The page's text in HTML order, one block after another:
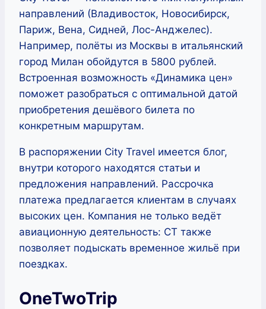
направлений (Владивосток, Новосибирск,
Париж, Вена, Сидней, Лос-Анджелес).
Например, полёты из Москвы в итальянский
город Милан обойдутся в 5800 рублей.
Встроенная возможность «Динамика цен»
поможет разобраться с оптимальной датой
приобретения дешёвого билета по
конкретным маршрутам.
В распоряжении City Travel имеется блог,
внутри которого находятся статьи и
предложения направлений. Рассрочка
платежа предлагается клиентам в случаях
высоких цен. Компания не только ведёт
авиационную деятельность: CT также
позволяет подыскать временное жильё при
поездках.
OneTwoTrip